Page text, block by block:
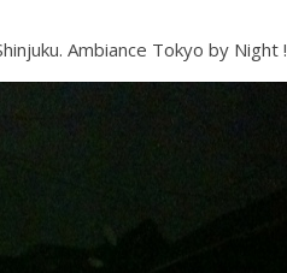
Ambiance Tokyo by Night !